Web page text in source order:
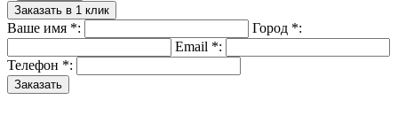
Заказать в 1 клик
Ваше имя *: Город *:
Email *:
Телефон *: